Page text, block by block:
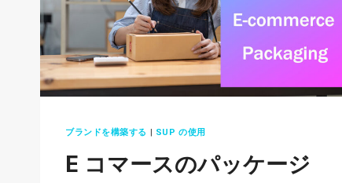
い
の
か?
低
の
背
ブランドを構築する SUP の使用
E コマースのパッケージ